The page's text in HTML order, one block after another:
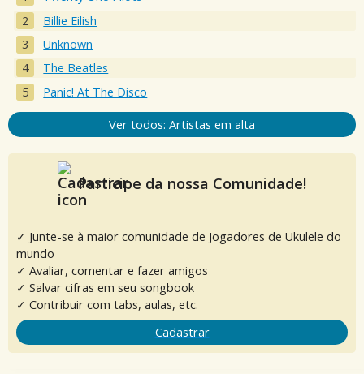
Billie Eilish
Unknown
The Beatles
Panic! At The Disco
Ver todos: Artistas em alta
Participe da nossa Comunidade!
✓ Junte-se à maior comunidade de Jogadores de Ukulele do
mundo
✓ Avaliar, comentar e fazer amigos
✓ Salvar cifras em seu songbook
✓ Contribuir com tabs, aulas, etc.
Cadastrar